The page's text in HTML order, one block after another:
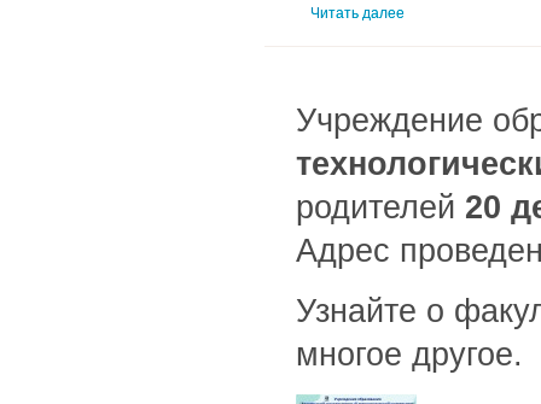
Читать далее
Учреждение
родителей 20
Адрес
Узнайте о
многое другое.